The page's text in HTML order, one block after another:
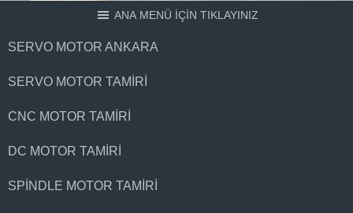
ANA MENÜ İÇİN TIKLAYINIZ
SERVO MOTOR ANKARA
SERVO MOTOR TAMIRI
CNC MOTOR TAMIRI
DC MOTOR TAMIRI
SPINDLE MOTOR TAMIRI